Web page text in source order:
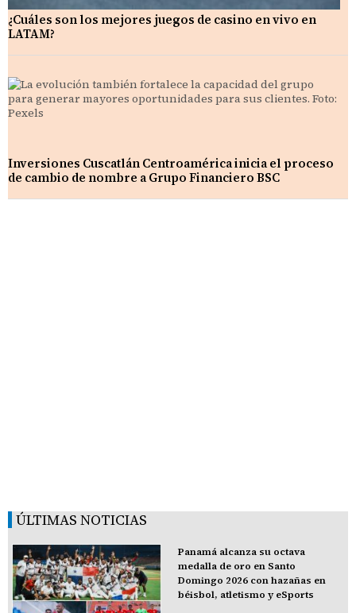
¿Cuáles son los mejores juegos de casino en vivo en
LATAM?
Inversiones Cuscatlán Centroamérica inicia el proceso
de cambio de nombre a Grupo Financiero BSC
ÚLTIMAS NOTICIAS
Panamá alcanza su octava
medalla de oro en Santo
Domingo 2026 con hazañas en
béisbol, atletismo y eSports